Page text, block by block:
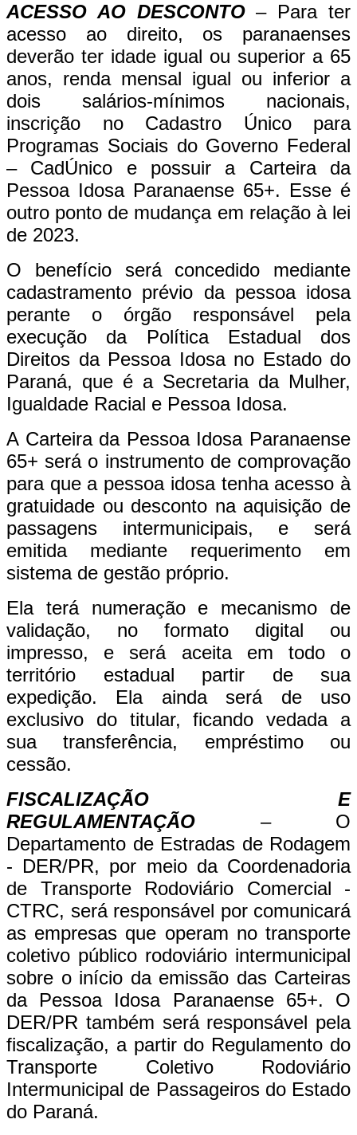
ACESSO AO DESCONTO – Para ter
acesso ao direito, os paranaenses
deverão ter idade igual ou superior a 65
anos, renda mensal igual ou inferior a
dois salários-mínimos nacionais,
inscrição no Cadastro Único para
Programas Sociais do Governo Federal
– CadÚnico e possuir a Carteira da
Pessoa Idosa Paranaense 65+. Esse é
outro ponto de mudança em relação à lei
de 2023.
O benefício será concedido mediante
cadastramento prévio da pessoa idosa
perante o órgão responsável pela
execução da Política Estadual dos
Direitos da Pessoa Idosa no Estado do
Paraná, que é a Secretaria da Mulher,
Igualdade Racial e Pessoa Idosa.
A Carteira da Pessoa Idosa Paranaense
65+ será o instrumento de comprovação
para que a pessoa idosa tenha acesso à
gratuidade ou desconto na aquisição de
passagens intermunicipais, e será
emitida mediante requerimento em
sistema de gestão próprio.
Ela terá numeração e mecanismo de
validação, no formato digital ou
impresso, e será aceita em todo o
território estadual partir de sua
expedição. Ela ainda será de uso
exclusivo do titular, ficando vedada a
sua transferência, empréstimo ou
cessão.
FISCALIZAÇÃO E
REGULAMENTAÇÃO
– O
Departamento de Estradas de Rodagem
- DER/PR, por meio da Coordenadoria
de Transporte Rodoviário Comercial -
CTRC, será responsável por comunicará
as empresas que operam no transporte
coletivo público rodoviário intermunicipal
sobre o início da emissão das Carteiras
da Pessoa Idosa Paranaense 65+. O
DER/PR também será responsável pela
fiscalização, a partir do Regulamento do
Transporte Coletivo Rodoviário
Intermunicipal de Passageiros do Estado
do Paraná.